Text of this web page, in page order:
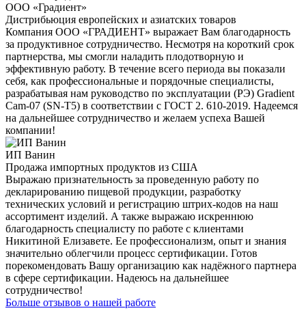
ООО «Градиент»
Дистрибьюция европейских и азиатских товаров
Компания ООО «ГРАДИЕНТ» выражает Вам благодарность
за продуктивное сотрудничество. Несмотря на короткий срок
партнерства, мы смогли наладить плодотворную и
эффективную работу. В течение всего периода вы показали
себя, как профессиональные и порядочные специалисты,
разрабатывая нам руководство по эксплуатации (РЭ) Gradient
Cam-07 (SN-T5) в соответствии с ГОСТ 2. 610-2019. Надеемся
на дальнейшее сотрудничество и желаем успеха Вашей
компании!
ИП Ванин
Продажа импортных продуктов из США
Выражаю признательность за проведенную работу по
декларированию пищевой продукции, разработку
технических условий и регистрацию штрих-кодов на наш
ассортимент изделий. А также выражаю искреннюю
благодарность специалисту по работе с клиентами
Никитиной Елизавете. Ее профессионализм, опыт и знания
значительно облегчили процесс сертификации. Готов
порекомендовать Вашу организацию как надёжного партнера
в сфере сертификации. Надеюсь на дальнейшее
сотрудничество!
Больше отзывов о нашей работе